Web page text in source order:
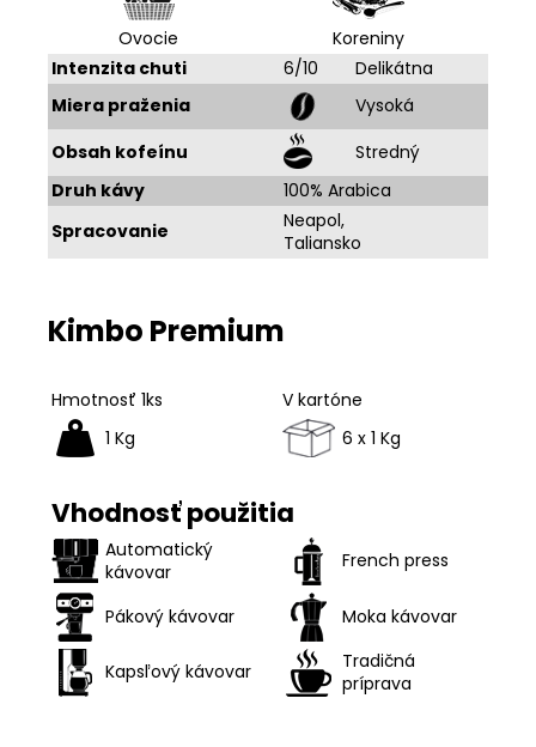
Ovocie
Koreniny
Intenzita chuti
6/10
Delikátna
Miera praženia
Vysoká
Obsah kofeínu
Stredný
Druh kávy
100% Arabica
Spracovanie
Neapol,
Taliansko
Kimbo Premium
Hmotnosť 1ks
V kartóne
1 Kg
6 x 1 Kg
Vhodnosť použitia
Automatický
kávovar
French press
Pákový kávovar Moka kávovar
Kapsľový kávovar
Tradičná
príprava